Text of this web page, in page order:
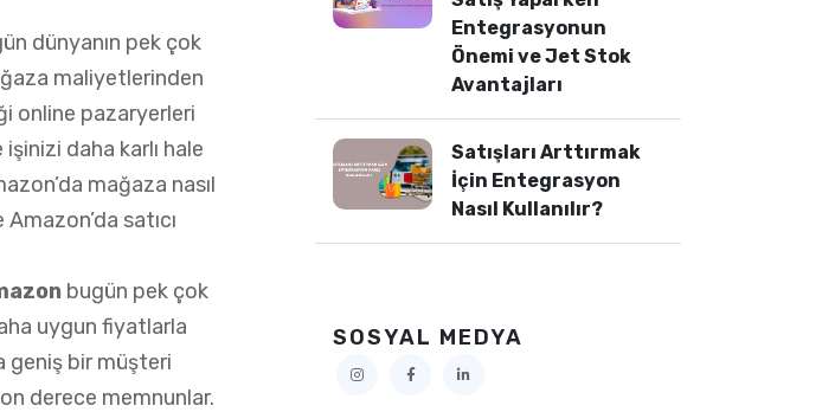
dünyanın pek çok
maliyetlerinden
online pazaryerleri
daha karlı hale
mağaza nasıl
satıcı
bugün pek çok
uygun fiyatlarla
geniş bir müşteri
derece memnunlar.
Entegrasyonun
Önemi ve Jet Stok
Avantajları
Satışları Arttırmak
İçin Entegrasyon
Nasıl Kullanılır?
SOSYAL MEDYA